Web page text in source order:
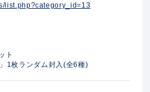
list.php?category_id=13
ト
1枚ランダム封入(全6種)